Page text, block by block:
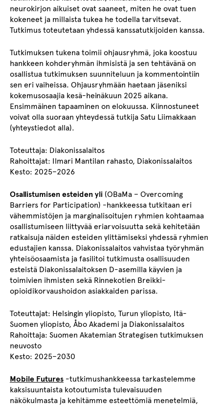
neurokirjon aikuiset ovat saaneet, miten he ovat tuen
kokeneet ja millaista tukea he todella tarvitsevat.
Tutkimus toteutetaan yhdessä kanssatutkijoiden kanssa.
Tutkimuksen tukena toimii ohjausryhmä, joka koostuu
hankkeen kohderyhmän ihmisistä ja sen tehtävänä on
osallistua tutkimuksen suunniteluun ja kommentointiin
sen eri vaiheissa. Ohjausryhmään haetaan jäseniksi
kokemusosaajia kesä-heinäkuun 2025 aikana.
Ensimmäinen tapaaminen on elokuussa. Kiinnostuneet
voivat olla suoraan yhteydessä tutkija Satu Liimakkaan
(yhteystiedot alla).
Toteuttaja: Diakonissalaitos
Rahoittajat: Ilmari Mantilan rahasto, Diakonissalaitos
Kesto: 2025–2026
Osallistumisen esteiden yli (OBaMa – Overcoming
Barriers for Participation) -hankkeessa tutkitaan eri
vähemmistöjen ja marginalisoitujen ryhmien kohtaamaa
osallistumiseen liittyvää eriarvoisuutta sekä kehitetään
ratkaisuja näiden esteiden ylittämiseksi yhdessä ryhmien
edustajien kanssa. Diakonissalaitos vahvistaa työryhmän
yhteisöosaamista ja fasilitoi tutkimusta osallisuuden
esteistä Diakonissalaitoksen D-asemilla käyvien ja
toimivien ihmisten sekä Rinnekotien Breikki-
opioidikorvaushoidon asiakkaiden parissa.
Toteuttajat: Helsingin yliopisto, Turun yliopisto, Itä-
Suomen yliopisto, Åbo Akademi ja Diakonissalaitos
Rahoittaja: Suomen Akatemian Strategisen tutkimuksen
neuvosto
Kesto: 2025–2030
Mobile Futures -tutkimushankkeessa tarkastelemme
kaksisuuntaista kotoutumista tulevaisuuden
näkökulmasta ja kehitämme esteettömiä menetelmiä,